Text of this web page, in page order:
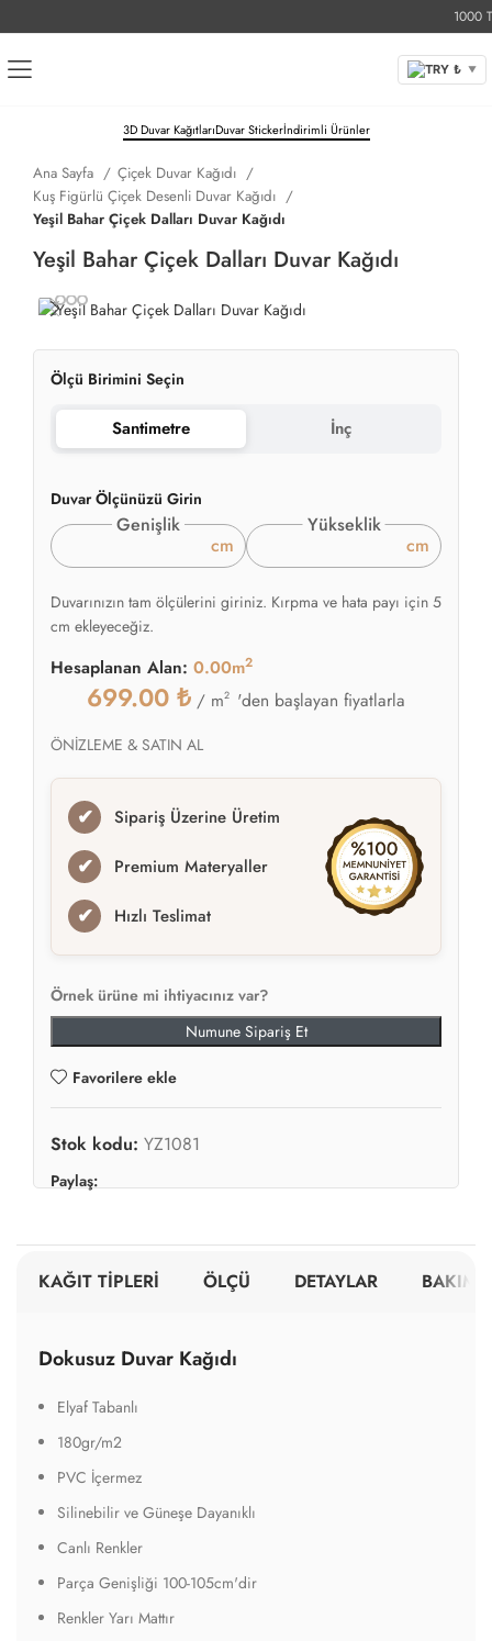
1000
TRY ₺ ▼
3D Duvar KağıtlarıDuvar Stickerİndirimli Ürünler
Ana Sayfa
Çiçek Duvar Kağıdı
Kuş Figürlü Çiçek Desenli Duvar Kağıdı
Yeşil Bahar Çiçek Dalları Duvar Kağıdı
Yeşil Bahar Çiçek Dalları Duvar Kağıdı
Ölçü Birimini Seçin
Santimetre İnç
Duvar Ölçünüzü Girin
Genişlik
cm
Yükseklik
cm
Duvarınızın tam ölçülerini giriniz. Kırpma ve hata payı için 5
cm ekleyeceğiz.
Hesaplanan Alan: 0.00m2
699.00 ₺ / m2 'den başlayan fiyatlarla
ÖNİZLEME & SATIN AL
✔ Sipariş Üzerine Üretim
✔ Premium Materyaller
✔ Hızlı Teslimat
Örnek ürüne mi ihtiyacınız var?
Numune Sipariş Et
Favorilere ekle
Stok kodu: YZ1081
Paylaş:
KAĞIT TİPLERİ ÖLÇÜ DETAYLAR BAKIM
Dokusuz Duvar Kağıdı
Elyaf Tabanlı
180gr/m2
PVC İçermez
Silinebilir ve Güneşe Dayanıklı
Canlı Renkler
Parça Genişliği 100-105cm'dir
Renkler Yarı Mattır